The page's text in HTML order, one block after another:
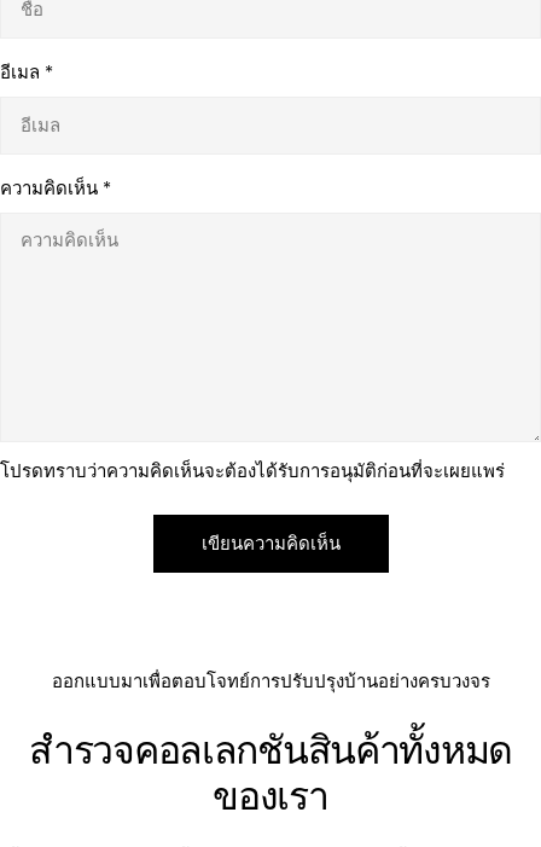
อีเมล *
ความคิดเห็น *
โปรดทราบว่าความคิดเห็นจะต้องได้รับการอนุมัติก่อนที่จะเผยแพร่
ออกแบบมาเพื่อตอบโจทย์การปรับปรุงบ้านอย่างครบวงจร
สำรวจคอลเลกชันสินค้าทั้งหมด
ของเรา